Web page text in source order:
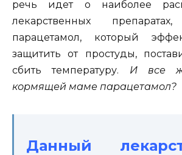
речь идет о наиболее
лекарственных
парацетамол, который
защитить от простуды,
сбить температуру. И все
кормящей маме парацетамол?
Данный